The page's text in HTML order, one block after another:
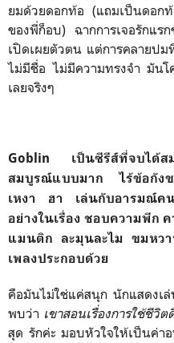
ยมด้วยดอกท้อ (แถมเป็นดอก
ของพี่ก็อบ) ฉากการเจอรักแร
เปิดเผยตัวตน แต่การคลายป
ไม่มีชื่อ ไม่มีความทรงจำ มันโ
เลยจริงๆ
Goblin เป็นซีรีส์ที่จบได้ส
สมบูรณ์แบบมาก ไร้ข้อกัง
เหงา ฮา เล่นกับอารมณ์ค
อย่างในเรื่อง ชอบความพีก
แมนติก ละมุนละไม ขมหวา
เพลงประกอบด้วย
คือมันไม่ใช่แค่สนุก นักแสดงเ
พบว่า เขาสอนเรื่องการใช้ชีวิต
สุด รักค่ะ มอบหัวใจให้เป็นค่า